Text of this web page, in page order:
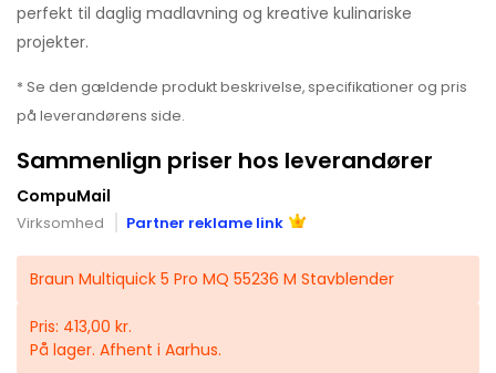
perfekt til daglig madlavning og kreative kulinariske
projekter.
* Se den gældende produkt beskrivelse, specifikationer og pris
på leverandørens side.
Sammenlign priser hos leverandører
CompuMail
Virksomhed Partner reklame link
Braun Multiquick 5 Pro MQ 55236 M Stavblender
Pris: 413,00 kr.
På lager. Afhent i Aarhus.